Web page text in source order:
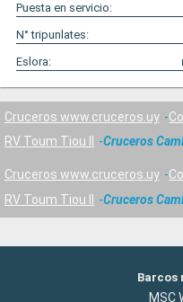
Puesta en servicio:
N° tripunlates:
Eslora:
Cruceros www.cruceros.uy
RV Toum Tiou II
Cruceros
Cruceros www.cruceros.uy
RV Toum Tiou II
Cruceros
Barcos
MSC